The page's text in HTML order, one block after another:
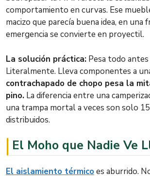
comportamiento en curvas. Ese
macizo que parecía buena idea, en una
emergencia se convierte en proyectil.
La solución práctica: Pesa todo
Literalmente. Lleva componentes a
contrachapado de chopo pesa la
pino. La diferencia entre una
una trampa mortal a veces son solo
distribuidos.
El Moho que Nadie Ve
El aislamiento térmicoes aburrido.